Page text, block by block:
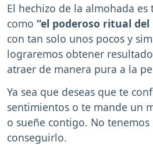
El hechizo de la almohada
como “el poderoso ritual del
con tan solo unos pocos y
lograremos obtener
atraer de manera pura a la
Ya sea que deseas que te
sentimientos o te mande un
o sueñe contigo. No
conseguirlo.